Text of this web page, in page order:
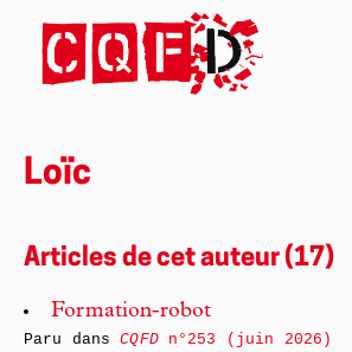
Loïc
Articles de cet auteur (17)
Formation-robot
Paru dansCQFDn°253 (juin 2026)